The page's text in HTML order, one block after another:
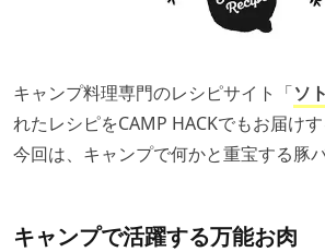
キャンプ料理専門のレシピサイト「ソ
れたレシピをCAMP HACKでもお届けす
今回は、キャンプで何かと重宝する豚
キャンプで活躍する万能お肉